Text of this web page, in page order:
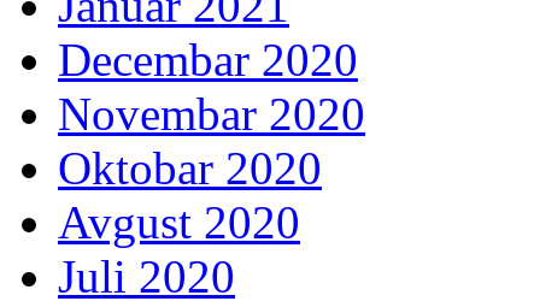
Decembar 2020
Novembar 2020
Oktobar 2020
Avgust 2020
Juli 2020